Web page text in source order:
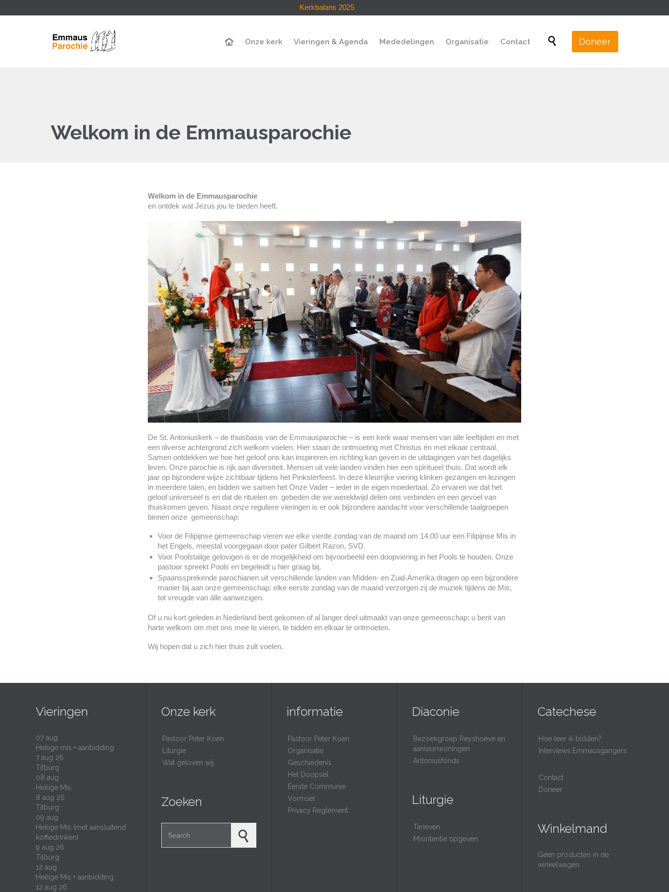
Kerkbalans 2025
Skip
Onze kerk Vieringen & Agenda Mededelingen Organisatie Contact  Doneer
Welkom in de Emmausparochie
Welkom in de Emmausparochie
en ontdek wat Jezus jou te bieden heeft.
De St. Antoniuskerk – de thuisbasis van de Emmausparochie – is een kerk waar mensen van alle leeftijden en met
een diverse achtergrond zich welkom voelen. Hier staan de ontmoeting met Christus én met elkaar centraal.
Samen ontdekken we hoe het geloof ons kan inspireren en richting kan geven in de uitdagingen van het dagelijks
leven. Onze parochie is rijk aan diversiteit. Mensen uit vele landen vinden hier een spiritueel thuis. Dat wordt elk
jaar op bijzondere wijze zichtbaar tijdens het Pinksterfeest. In deze kleurrijke viering klinken gezangen en lezingen
in meerdere talen, en bidden we samen het Onze Vader – ieder in de eigen moedertaal. Zo ervaren we dat het
geloof universeel is en dat de rituelen en gebeden die we wereldwijd delen ons verbinden en een gevoel van
thuiskomen geven. Naast onze reguliere vieringen is er ook bijzondere aandacht voor verschillende taalgroepen
binnen onze gemeenschap:
Voor de Filipijnse gemeenschap vieren we elke vierde zondag van de maand om 14.00 uur een Filipijnse Mis in
het Engels, meestal voorgegaan door pater Gilbert Razon, SVD.
Voor Poolstalige gelovigen is er de mogelijkheid om bijvoorbeeld een doopviering in het Pools te houden. Onze
pastoor spreekt Pools en begeleidt u hier graag bij.
Spaanssprekende parochianen uit verschillende landen van Midden- en Zuid-Amerika dragen op een bijzondere
manier bij aan onze gemeenschap: elke eerste zondag van de maand verzorgen zij de muziek tijdens de Mis,
tot vreugde van álle aanwezigen.
Of u nu kort geleden in Nederland bent gekomen of al langer deel uitmaakt van onze gemeenschap: u bent van
harte welkom om met ons mee te vieren, te bidden en elkaar te ontmoeten.
Wij hopen dat u zich hier thuis zult voelen.
Vieringen
07 aug
Heilige mis + aanbidding
7 aug 26
Tilburg
08 aug
Heilige Mis
8 aug 26
Tilburg
09 aug
Heilige Mis (met aansluitend
koffiedrinken)
9 aug 26
Tilburg
12 aug
Heilige Mis + aanbidding
12 aug 26
Onze kerk
Pastoor Peter Koen
Liturgie
Wat geloven wij
Zoeken
informatie
Pastoor Peter Koen
Organisatie
Geschiedenis
Het Doopsel
Eerste Communie
Vormsel
Privacy Reglement
Diaconie
Bezoekgroep Reyshoeve en
aanleunwoningen
Antoniusfonds
Liturgie
Tarieven
Misintentie opgeven
Catechese
Hoe leer ik bidden?
Interviews Emmausgangers
Contact
Doneer
Winkelmand
Geen producten in de
winkelwagen.